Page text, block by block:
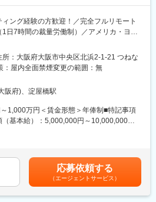
。業界関連のセミナーにも参加すること
じレベルの業界知識とマーケット感をアッ
。
拠点（東京・大阪）の近くにお住まいで
けます。
由なので、例えばお子様がおられる方の
都合に合わせて業務時間を調整できま
よう業務管理を行う必要はありますが、裁
きます）
回/年です。（海外出張はほとんどありませ
ング経験の方歓迎！／完全フルリモート
1日7時間の裁量労働制）／アメリカ・ヨー
総括報告書、承認申請資料（CTDなど）の
発における各種ドキュメント作成業務
せします。
指定申請資料
当局への治験実施計画届（IND等）および
所：大阪府大阪市中央区北浜2-1-21 つねな
：屋内全面禁煙変更の範囲：無
阪府)、淀屋橋駅
1,000万円＜賃金形態＞年俸制■特記事項
（基本給）：5,000,000円～10,000,000円
を通じて上下する可能性があります。月給
た表記です。
応募依頼する
（エージェントサービス）